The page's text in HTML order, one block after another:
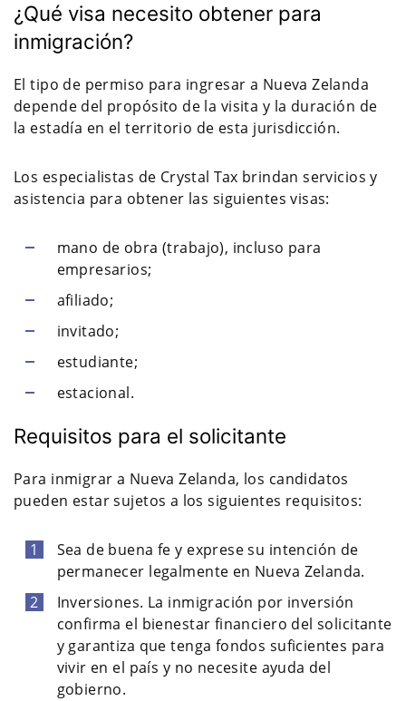
¿Qué visa necesito obtener para
inmigración?
El tipo de permiso para ingresar a Nueva Zelanda
depende del propósito de la visita y la duración de
la estadía en el territorio de esta jurisdicción.
Los especialistas de Crystal Tax brindan servicios y
asistencia para obtener las siguientes visas:
mano de obra (trabajo), incluso para
empresarios;
afiliado;
invitado;
estudiante;
estacional.
Requisitos para el solicitante
Para inmigrar a Nueva Zelanda, los candidatos
pueden estar sujetos a los siguientes requisitos:
Sea de buena fe y exprese su intención de
permanecer legalmente en Nueva Zelanda.
Inversiones. La inmigración por inversión
confirma el bienestar financiero del solicitante
y garantiza que tenga fondos suficientes para
vivir en el país y no necesite ayuda del
gobierno.